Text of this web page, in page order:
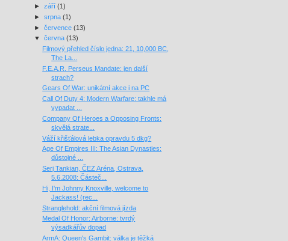
► září (1)
► srpna (1)
► července (13)
▼ června (13)
Filmový přehled číslo jedna: 21, 10,000 BC,
The La...
F.E.A.R. Perseus Mandate: jen další
strach?
Gears Of War: unikátní akce i na PC
Call Of Duty 4: Modern Warfare: takhle má
vypadat ...
Company Of Heroes a Opposing Fronts:
skvělá strate...
Váží křišťálová lebka opravdu 5 dkg?
Age Of Empires III: The Asian Dynasties:
důstojné ...
Serj Tankian, ČEZ Aréna, Ostrava,
5.6.2008: Částeč...
Hi, I'm Johnny Knoxville, welcome to
Jackass! (rec...
Stranglehold: akční filmová jízda
Medal Of Honor: Airborne: tvrdý
výsadkářův dopad
ArmA: Queen's Gambit: válka je těžká